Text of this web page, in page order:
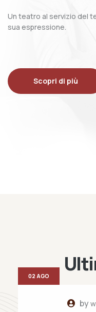
Un teatro al servizio del
sua espressione.
Scopri di più
by
02 AGO